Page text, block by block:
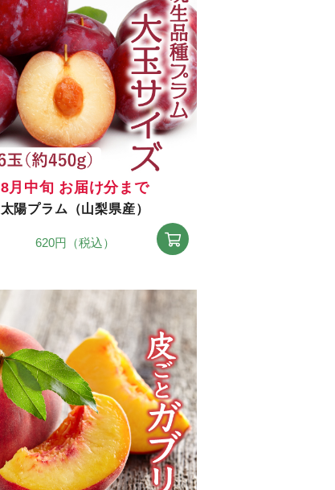
8月中旬 お届け分まで
太陽プラム（山梨県産）
620円（税込）